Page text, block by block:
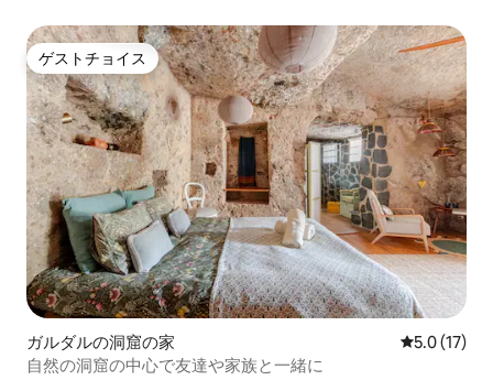
ゲストチョイス
ゲストチョイス
ガルダルの洞窟の家 レビュー17
5.0 (17)
自然の洞窟の中心で友達や家族と一緒に